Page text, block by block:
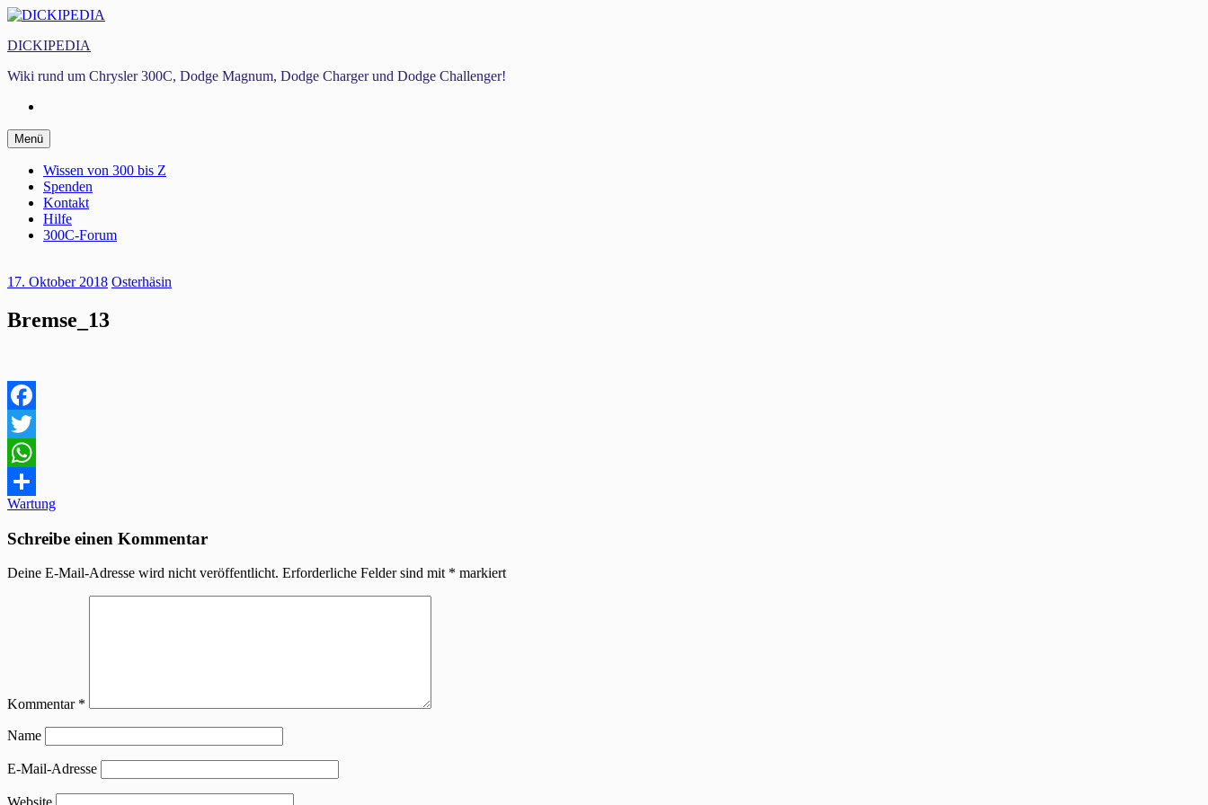
Zum
springen
DICKIPEDIA
Wiki rund um Chrysler 300C, Dodge Magnum, Dodge Charger und Dodge Challenger!
Menü Zum
Inhalt
springen
Wissen von 300 bis Z
Spenden
Kontakt
Hilfe
300C-Forum
17. Oktober 2018 Osterhäsin
Bremse_13
Facebook
Twitter
WhatsApp
Teilen
Beitragsnavigation
Wartung
Schreibe einen Kommentar
Deine E-Mail-Adresse wird nicht veröffentlicht. Erforderliche Felder sind mit * markiert
Kommentar *
Name
E-Mail-Adresse